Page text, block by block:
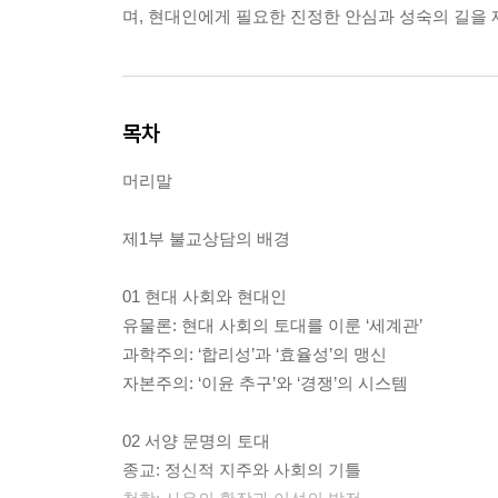
며, 현대인에게 필요한 진정한 안심과 성숙의 길을
목차
머리말
제1부 불교상담의 배경
01 현대 사회와 현대인
유물론: 현대 사회의 토대를 이룬 ‘세계관’
과학주의: ‘합리성’과 ‘효율성’의 맹신
자본주의: ‘이윤 추구’와 ‘경쟁’의 시스템
02 서양 문명의 토대
종교: 정신적 지주와 사회의 기틀